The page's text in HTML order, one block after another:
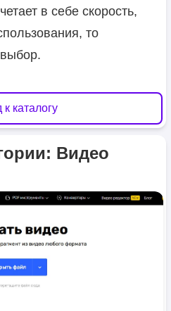
в себе скорость,
то
к каталогу
Видео